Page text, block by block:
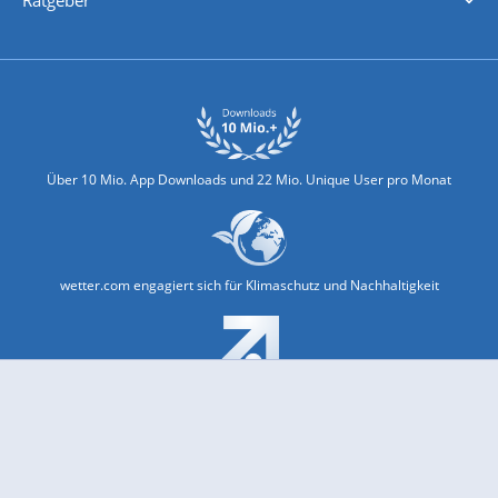
Über 10 Mio. App Downloads und 22 Mio. Unique User pro Monat
wetter.com engagiert sich für Klimaschutz und Nachhaltigkeit